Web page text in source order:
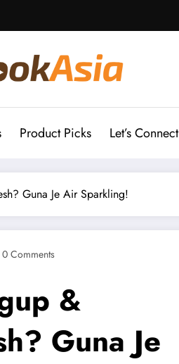
Product Picks Let’s Connect
Guna Je Air Sparkling!
0 Comments
&
Guna Je